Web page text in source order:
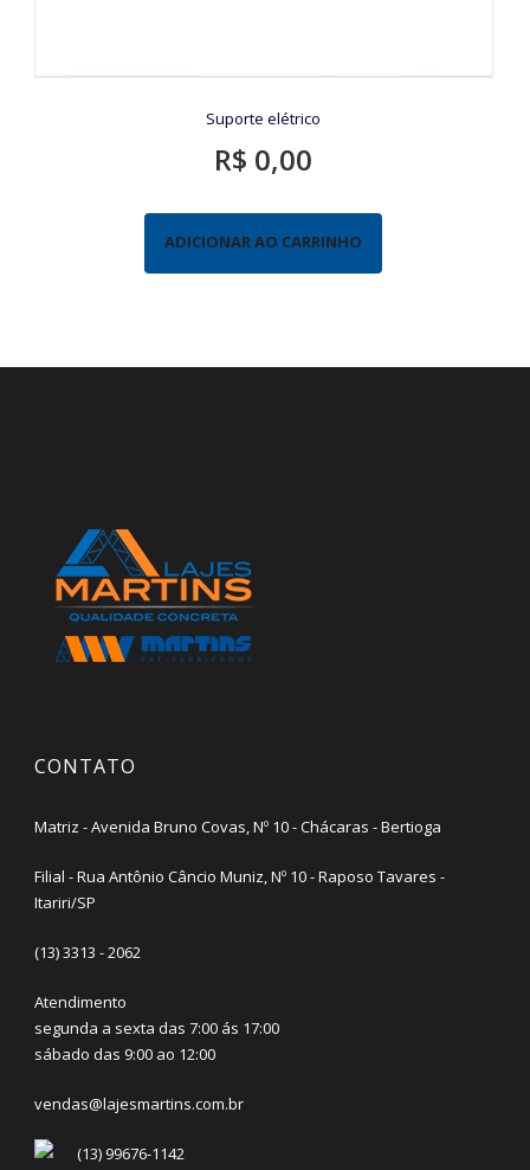
Suporte elétrico
R$ 0,00
ADICIONAR AO CARRINHO
CONTATO
Matriz - Avenida Bruno Covas, Nº 10 - Chácaras - Bertioga
Filial - Rua Antônio Câncio Muniz, Nº 10 - Raposo Tavares -
Itariri/SP
(13) 3313 - 2062
Atendimento
segunda a sexta das 7:00 ás 17:00
sábado das 9:00 ao 12:00
vendas@lajesmartins.com.br
(13) 99676-1142